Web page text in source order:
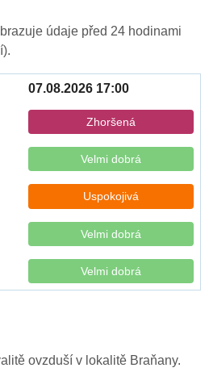
údaje před 24 hodinami
07.08.2026 17:00
Zhoršená
Velmi dobrá
Uspokojivá
Velmi dobrá
Velmi dobrá
ovzduší v lokalitě Braňany.